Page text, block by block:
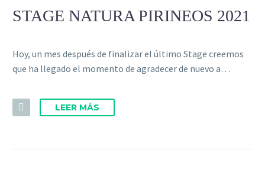
STAGE NATURA PIRINEOS 2021
Hoy, un mes después de finalizar el último Stage creemos
que ha llegado el momento de agradecer de nuevo a…
LEER MÁS